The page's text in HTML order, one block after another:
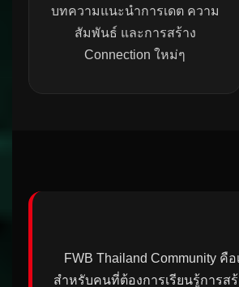
บทความแนะนำการเดต ความ
สัมพันธ์ และการสร้าง
Connection ใหม่ๆ
FWB Thailand Community คื
สำหรับคนที่ต้องการเรียนรู้การส